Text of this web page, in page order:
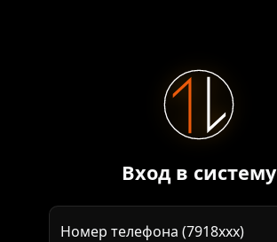
Вход в систему
Номер телефона (7918ххх)